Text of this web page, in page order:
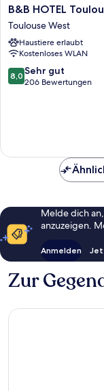
B&B
HOTEL
Toulouse
Purpan
Zénith
Toulouse
West
B&B HOTEL
Toulouse West
Haustiere erlaubt
Kostenloses WLAN
8.0
von
8,0 Sehr gut
206 Bewertungen
Melde dich
anzuzeigen.
Anmelden
Zur